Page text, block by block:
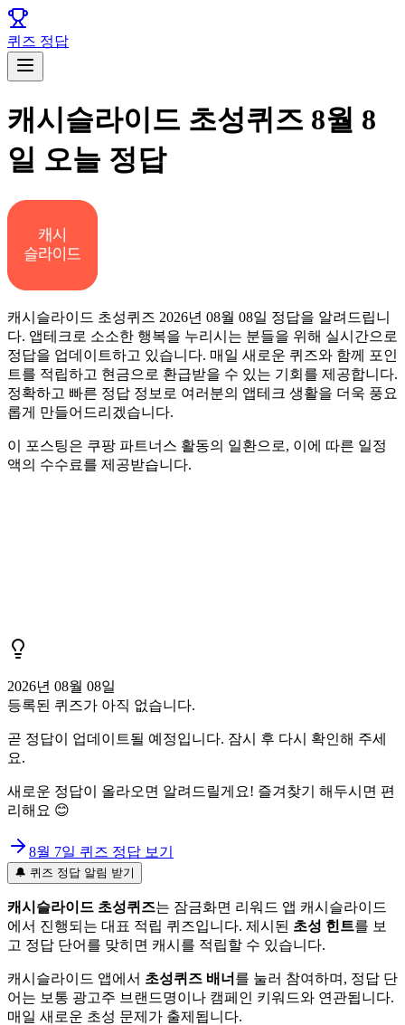
퀴즈 정답
캐시슬라이드 초성퀴즈 8월 8
일 오늘 정답
캐시슬라이드 초성퀴즈 2026년 08월 08일 정답을 알려드립니
다. 앱테크로 소소한 행복을 누리시는 분들을 위해 실시간으로
정답을 업데이트하고 있습니다. 매일 새로운 퀴즈와 함께 포인
트를 적립하고 현금으로 환급받을 수 있는 기회를 제공합니다.
정확하고 빠른 정답 정보로 여러분의 앱테크 생활을 더욱 풍요
롭게 만들어드리겠습니다.
이 포스팅은 쿠팡 파트너스 활동의 일환으로, 이에 따른 일정
액의 수수료를 제공받습니다.
2026년 08월 08일
등록된 퀴즈가 아직 없습니다.
곧 정답이 업데이트될 예정입니다. 잠시 후 다시 확인해 주세
요.
새로운 정답이 올라오면 알려드릴게요! 즐겨찾기 해두시면 편
리해요 😊
8월 7일 퀴즈 정답 보기
🔔 퀴즈 정답 알림 받기
캐시슬라이드 초성퀴즈는 잠금화면 리워드 앱 캐시슬라이드
에서 진행되는 대표 적립 퀴즈입니다. 제시된 초성 힌트를 보
고 정답 단어를 맞히면 캐시를 적립할 수 있습니다.
캐시슬라이드 앱에서 초성퀴즈 배너 를 눌러 참여하며, 정답 단
어는 보통 광고주 브랜드명이나 캠페인 키워드와 연관됩니다.
매일 새로운 초성 문제가 출제됩니다.